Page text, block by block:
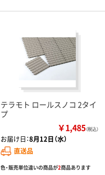
テラモト ロールスノコ 2タイ
プ
￥1,485（税込）
お届け日：8月12日（水）
直送品
色・販売単位違いの商品が2商品あります